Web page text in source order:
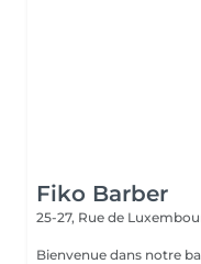
Fiko Barber
25-27, Rue de
Bienvenue dans notre barbershop Un lieu